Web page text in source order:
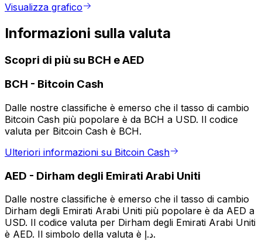
Visualizza grafico
Informazioni sulla valuta
Scopri di più su BCH e AED
BCH - Bitcoin Cash
Dalle nostre classifiche è emerso che il tasso di cambio
Bitcoin Cash più popolare è da BCH a USD. Il codice
valuta per Bitcoin Cash è BCH.
Ulteriori informazioni su Bitcoin Cash
AED - Dirham degli Emirati Arabi Uniti
Dalle nostre classifiche è emerso che il tasso di cambio
Dirham degli Emirati Arabi Uniti più popolare è da AED a
USD. Il codice valuta per Dirham degli Emirati Arabi Uniti
è AED. Il simbolo della valuta è د.إ.